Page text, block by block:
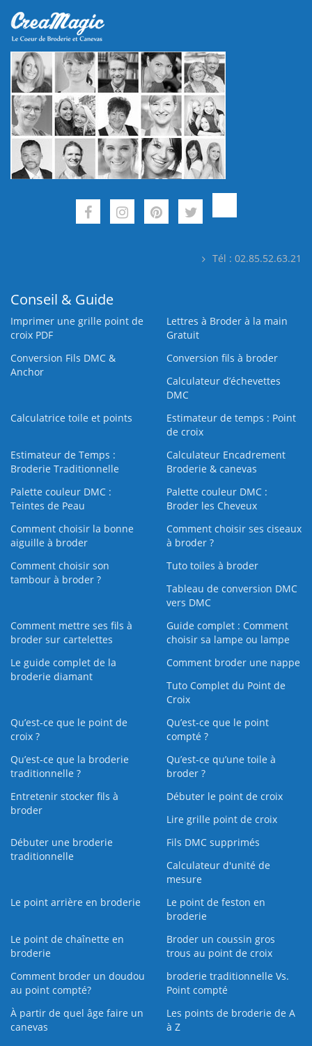
Tél : 02.85.52.63.21
Conseil & Guide
Imprimer une grille point de
croix PDF
Lettres à Broder à la main
Gratuit
Conversion Fils DMC &
Anchor
Conversion fils à broder
Calculateur d’échevettes
DMC
Calculatrice toile et points
Estimateur de temps : Point
de croix
Estimateur de Temps :
Broderie Traditionnelle
Calculateur Encadrement
Broderie & canevas
Palette couleur DMC :
Teintes de Peau
Palette couleur DMC :
Broder les Cheveux
Comment choisir la bonne
aiguille à broder
Comment choisir ses ciseaux
à broder ?
Comment choisir son
tambour à broder ?
Tuto toiles à broder
Tableau de conversion DMC
vers DMC
Comment mettre ses fils à
broder sur cartelettes
Guide complet : Comment
choisir sa lampe ou lampe
Le guide complet de la
broderie diamant
Comment broder une nappe
Tuto Complet du Point de
Croix
Qu’est-ce que le point de
croix ?
Qu’est-ce que le point
compté ?
Qu’est-ce que la broderie
traditionnelle ?
Qu’est‑ce qu’une toile à
broder ?
Entretenir stocker fils à
broder
Débuter le point de croix
Lire grille point de croix
Débuter une broderie
traditionnelle
Fils DMC supprimés
Calculateur d'unité de
mesure
Le point arrière en broderie
Le point de feston en
broderie
Le point de chaînette en
broderie
Broder un coussin gros
trous au point de croix
Comment broder un doudou
au point compté?
broderie traditionnelle Vs.
Point compté
À partir de quel âge faire un
canevas
Les points de broderie de A
à Z